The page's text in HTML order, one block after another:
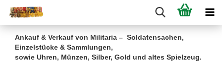
Ankauf & Verkauf von Militaria – Soldatensachen,
Einzelstücke & Sammlungen,
sowie Uhren, Münzen, Silber, Gold und altes Spielzeug.